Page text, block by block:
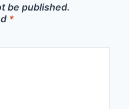
be published.
*